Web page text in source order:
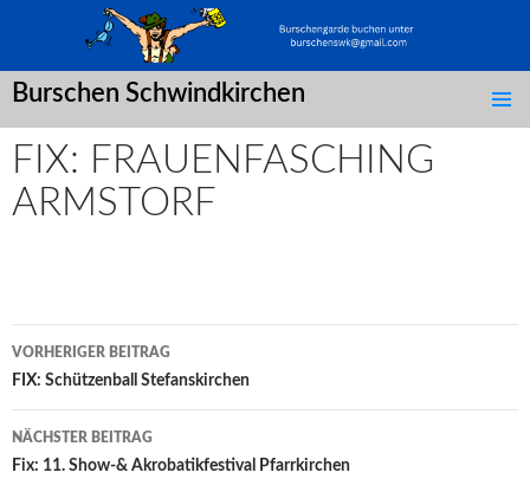
Burschen Schwindkirchen
ZUM
INHALT
FIX: FRAUENFASCHING
ARMSTORF
Post
navigation
VORHERIGER BEITRAG
FIX: Schützenball Stefanskirchen
NÄCHSTER BEITRAG
Fix: 11. Show-& Akrobatikfestival Pfarrkirchen